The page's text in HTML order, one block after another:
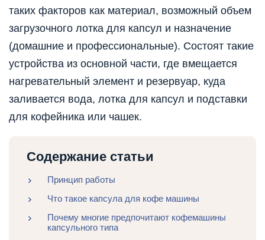
таких факторов как материал, возможный объем
загрузочного лотка для капсул и назначение
(домашние и профессиональные). Состоят такие
устройства из основной части, где вмещается
нагревательный элемент и резервуар, куда
заливается вода, лотка для капсул и подставки
для кофейника или чашек.
Содержание статьи
Принцип работы
Что такое капсула для кофе машины
Почему многие предпочитают кофемашины
капсульного типа